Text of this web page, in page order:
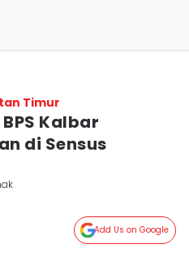
Timur
Kalbar
di Sensus
Add Us on Google